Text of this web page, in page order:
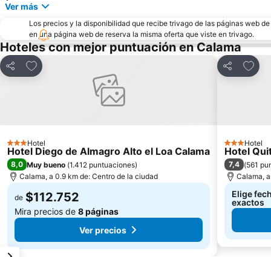
Ver más
Los precios y la disponibilidad que recibe trivago de las páginas web
en una página web de reserva la misma oferta que viste en trivago.
Hoteles con mejor puntuación en Calama
Compartir
Agregar a favoritos
3 Estrellas
Hotel
Hotel Diego de Almagro Alto el Loa Calama
8,0 Muy bueno (1.412 puntuaciones)
Calama, a 0.9 km de: Centro de la ciudad
de $112.752
Mira precios de 8 páginas
Ver precios
Compartir
3 Estrellas
Hotel
Hotel
7,4 (561
Calama,
Elige
exactos